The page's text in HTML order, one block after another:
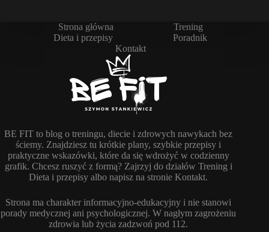
Strona główna
Trening
Dieta i przepisy
Poradnik
Kontakt
BE FIT to blog o treningu, diecie i zdrowych nawykach bez
ściemy. Znajdziesz tu krótkie plany, szybkie przepisy i
praktyczne wskazówki, które da się wdrożyć w codzienny
grafik. Chcesz ruszyć z formą? Zajrzyj do działów Trening i
Dieta i przepisy albo napisz na stronie Kontakt.
Strona ma charakter informacyjno-edukacyjny i nie stanowi
porady medycznej ani psychologicznej. W nagłym zagrożeniu
zdrowia lub życia zadzwoń pod 112.